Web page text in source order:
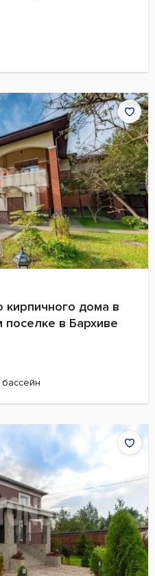
дома в
в Бархиве
бассейн